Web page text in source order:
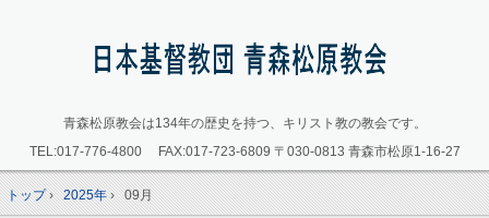
青森松原教会は134年の歴史を持つ、キリスト教の教会です。
TEL:017-776-4800FAX:017-723-6809 〒030-0813 青森市松原1-16-27
トップ› 2025年› 09月